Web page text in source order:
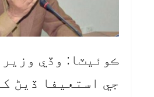
ڪوئيٽا: وڏي
جي استعيفا ڏيڻ